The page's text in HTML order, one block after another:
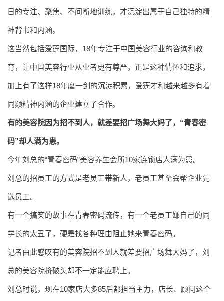
日的专注、聚焦、不间断地训练，才沉淀出属于自己独特的精
神背书和内涵。
这当然包括爱莲国际，18年专注于中国美容行业的咨询和教
育，让中国美容行业从业者更有尊严，正是这种情怀和追求，
加上有了这样18年磨一剑的沉淀积累，爱莲才和越来越多有着
同频精神内涵的企业建立了合作。
有的美容院因为招不到人，就差要招广场舞大妈了，“青春密
码”却人满为患。
今年刘总的“青春密码”美容养生会所10家连锁店人满为患。
刘 总的招员工的方式是老员工带新人，老员工甚至会帮企业先
选员工。
有一个搞笑的故事在青春密码流传，有一个老员工嫌自己的同
学长的太丑了，硬是找各种理由阻止她来青春密码。
记者由此感叹有的美容院招不到人就差要招广场舞大妈了， 刘
总的美容院挤破头却不一定能应聘上。
刘 总时说，现在10家店大多85后都担当主力，店长、顾问这个